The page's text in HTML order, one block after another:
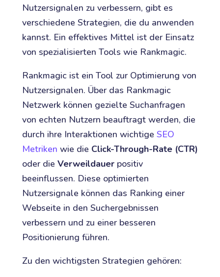
Nutzersignalen zu verbessern, gibt es
verschiedene Strategien, die du anwenden
kannst. Ein effektives Mittel ist der Einsatz
von spezialisierten Tools wie Rankmagic.
Rankmagic ist ein Tool zur Optimierung von
Nutzersignalen. Über das Rankmagic
Netzwerk können gezielte Suchanfragen
von echten Nutzern beauftragt werden, die
durch ihre Interaktionen wichtige SEO
Metriken wie die Click-Through-Rate (CTR)
oder die Verweildauerpositiv
beeinflussen. Diese optimierten
Nutzersignale können das Ranking einer
Webseite in den Suchergebnissen
verbessern und zu einer besseren
Positionierung führen.
Zu den wichtigsten Strategien gehören: